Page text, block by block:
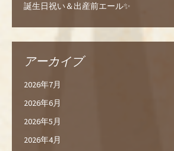
誕生日祝い＆出産前エール✨
アーカイブ
2026年7月
2026年6月
2026年5月
2026年4月